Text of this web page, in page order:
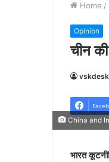
Home /
Opinion
चीन
vskdesk
China and
भारत